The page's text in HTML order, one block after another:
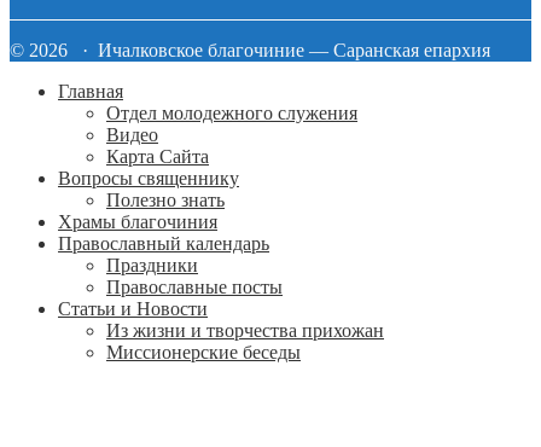
© 2026 · Ичалковское благочиние — Саранская епархия
Главная
Отдел молодежного служения
Видео
Карта Сайта
Вопросы священнику
Полезно знать
Храмы благочиния
Православный календарь
Праздники
Православные посты
Статьи и Новости
Из жизни и творчества прихожан
Миссионерские беседы